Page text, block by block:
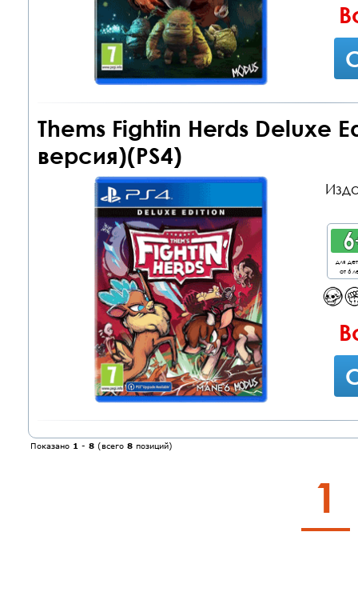
Thems Fightin Herds Deluxe
версия)(PS4)
для
от 6
Показано 1 - 8 (всего 8 позиций)
1